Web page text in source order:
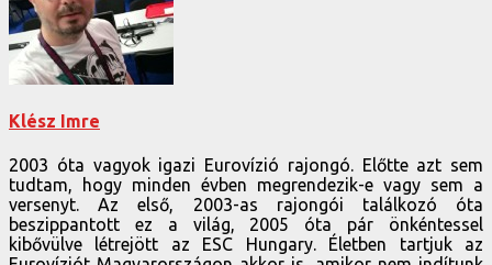
Klész Imre
2003 óta vagyok igazi Eurovízió rajongó. Előtte azt sem
tudtam, hogy minden évben megrendezik-e vagy sem a
versenyt. Az első, 2003-as rajongói találkozó óta
beszippantott ez a világ, 2005 óta pár önkéntessel
kibővülve létrejött az ESC Hungary. Életben tartjuk az